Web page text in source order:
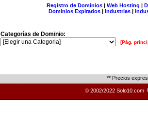
Registro de Dominios| Web Hosting |
Dominios Expirados | Industrias |
Categorías de Dominio:
[Pág.
** Precios
© 2002/2022 Solo10.com